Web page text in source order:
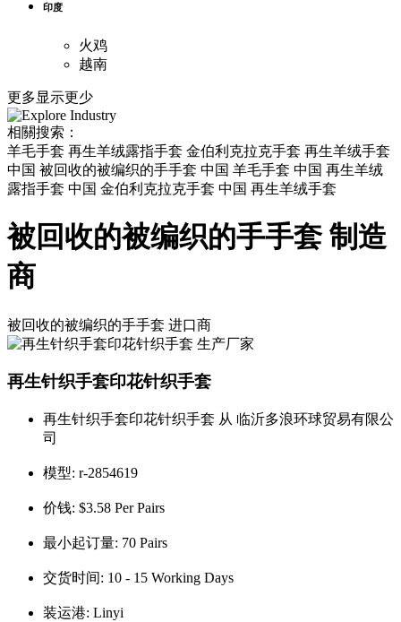
印度
火鸡
越南
更多显示更少
相關搜索：
羊毛手套 再生羊绒露指手套 金伯利克拉克手套 再生羊绒手套
中国 被回收的被编织的手手套 中国 羊毛手套 中国 再生羊绒
露指手套 中国 金伯利克拉克手套 中国 再生羊绒手套
被回收的被编织的手手套 制造
商
被回收的被编织的手手套 进口商
再生针织手套印花针织手套
再生针织手套印花针织手套 从 临沂多浪环球贸易有限公
司
模型: r-2854619
价钱: $3.58 Per Pairs
最小起订量: 70 Pairs
交货时间: 10 - 15 Working Days
装运港: Linyi